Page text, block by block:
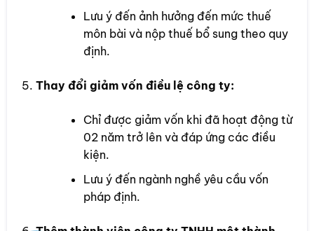
Lưu ý đến ảnh hưởng đến mức thuế
môn bài và nộp thuế bổ sung theo quy
định.
Thay đổi giảm vốn điều lệ công ty:
Chỉ được giảm vốn khi đã hoạt động từ
02 năm trở lên và đáp ứng các điều
kiện.
Lưu ý đến ngành nghề yêu cầu vốn
pháp định.